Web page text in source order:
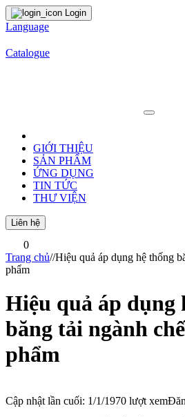
Login
Language
Catalogue
GIỚI THIỆU
SẢN PHẨM
ỨNG DỤNG
TIN TỨC
THƯ VIỆN
Liên hệ
0
Trang chủ//Hiệu quả áp dụng hệ thống
phẩm
Hiệu quả áp dụng
băng tải ngành
phẩm
Cập nhật lần cuối: 1/1/1970 lượt xem